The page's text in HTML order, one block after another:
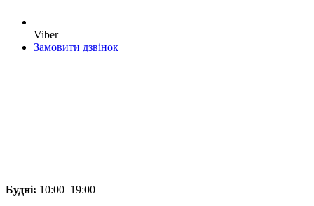
Viber
Замовити дзвінок
Будні: 10:00–19:00